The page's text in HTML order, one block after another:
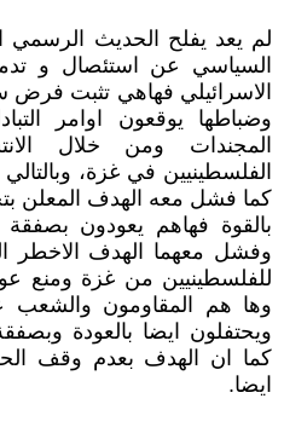
لم يعد يفلح الحديث الرسمي
السياسي عن استئصال و
الاسرائيلي فهاهي تثبت فرض
وضباطها يوقعون اوامر
المجندات ومن خلال
الفلسطينيين في غزة،
كما فشل معه الهدف المعلن
بالقوة فهاهم يعودون
وفشل معهما الهدف الاخطر
للفلسطينيين من غزة ومنع
وها هم المقاومون والشعب
ويحتفلون ايضا بالعودة
كما ان الهدف بعدم وقف
ايضا.